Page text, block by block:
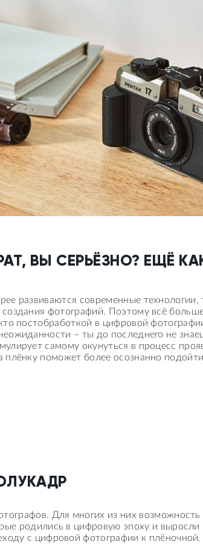
ВЫ СЕРЬЁЗНО? ЕЩЁ
развиваются современные
создания фотографий. Поэтому всё
постобработкой в цифровой
– ты до последнего не
самому окунуться в процесс
плёнку поможет более осознанно
Для многих из них
родились в цифровую эпоху и выросли
c цифровой фотографии к плёночной.